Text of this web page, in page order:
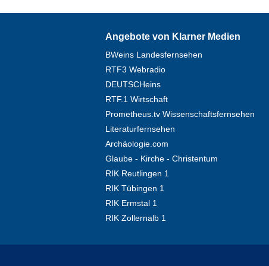
Angebote von Klarner Medien
BWeins Landesfernsehen
RTF3 Webradio
DEUTSCHeins
RTF.1 Wirtschaft
Prometheus.tv Wissenschaftsfernsehen
Literaturfernsehen
Archäologie.com
Glaube - Kirche - Christentum
RIK Reutlingen 1
RIK Tübingen 1
RIK Ermstal 1
RIK Zollernalb 1